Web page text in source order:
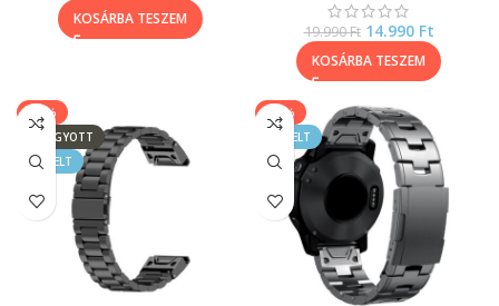
KOSÁRBA TESZEM
19.990Ft 14.990 Ft
KOSÁRBA TESZEM
-20%
ELFOGYOTT
KIEMELT
-25%
KIEMELT